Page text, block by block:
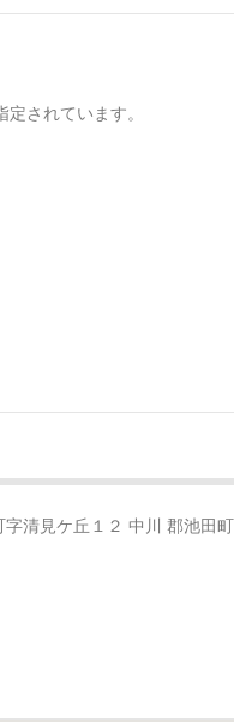
されています。
清見ケ丘１２ 中川 郡池田